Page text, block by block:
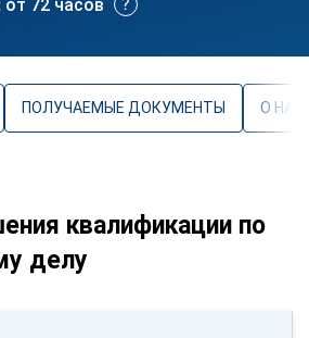
от 72 часов
ПОЛУЧАЕМЫЕ ДОКУМЕНТЫ О
квалификации по
делу